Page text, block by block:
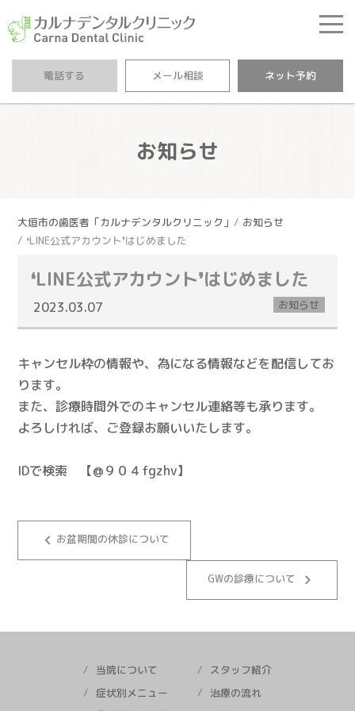
カルナデンタルクリニ
電話する メール相談 ネット予約
お知らせ
大垣市の歯医者「カルナデンタルクリニック」
お知らせ
❛LINE公式アカウント❜はじめました
❛LINE公式アカウント❜はじめました
2023.03.07 お知らせ
キャンセル枠の情報や、為になる情報などを配信してお
ります。
また、診療時間外でのキャンセル連絡等も承ります。
よろしければ、ご登録お願いいたします。
IDで検索 【@９０４fgzhv】
keyboard_arrow_left お盆期間の休診について
GWの診療について keyboard_arrow_right
当院について
症状別メニュー
スタッフ紹介
治療の流れ